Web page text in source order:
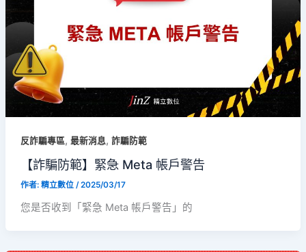
反詐騙專區, 最新消息, 詐騙防範
【詐騙防範】緊急 Meta 帳戶警告
作者: 精立數位 /2025/03/17
您是否收到「緊急 Meta 帳戶警告」的